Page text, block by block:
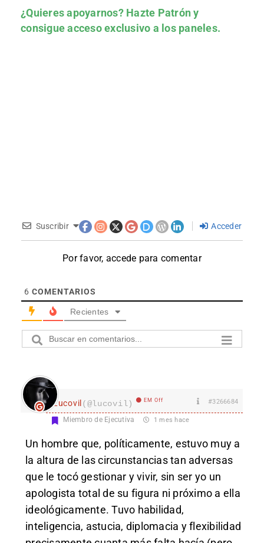
¿Quieres apoyarnos? Hazte Patróny
consigue acceso exclusivo a los paneles.
Suscribir Acceder
Por favor, accede para comentar
6 COMENTARIOS
Recientes
Lucovil(@lucovil) EM Off #3266684
Miembro de Ejecutiva 1 mes hace
Un hombre que, políticamente, estuvo muy a
la altura de las circunstancias tan adversas
que le tocó gestionar y vivir, sin ser yo un
apologista total de su figura ni próximo a ella
ideológicamente. Tuvo habilidad,
inteligencia, astucia, diplomacia y flexibilidad